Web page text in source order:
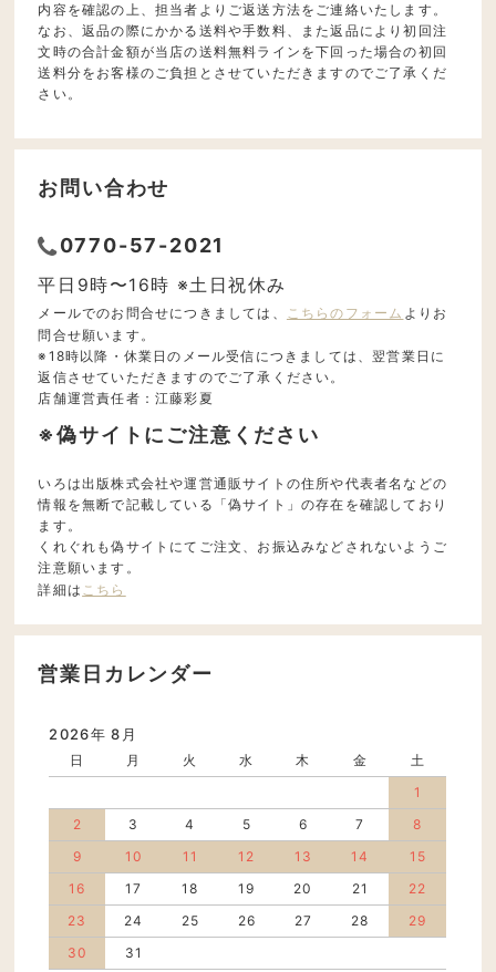
内容を確認の上、担当者よりご返送方法をご連絡いたします。
なお、返品の際にかかる送料や手数料、また返品により初回注
文時の合計金額が当店の送料無料ラインを下回った場合の初回
送料分をお客様のご負担とさせていただきますのでご了承くだ
さい。
お問い合わせ
0770-57-2021
平日9時〜16時 ※土日祝休み
メールでのお問合せにつきましては、 こちらのフォーム よりお
問合せ願います。
※18時以降・休業日のメール受信につきましては、翌営業日に
返信させていただきますのでご了承ください。
店舗運営責任者：江藤彩夏
※偽サイトにご注意ください
いろは出版株式会社や運営通販サイトの住所や代表者名などの
情報を無断で記載している「偽サイト」の存在を確認しており
ます。
くれぐれも偽サイトにてご注文、お振込みなどされないようご
注意願います。
詳細は こちら
営業日カレンダー
2026年 8月
日 月 火 水 木 金
土
1
2
3 4 5 6 7
8
9
10 11 12 13 14
15
16
17 18 19 20 21
22
23
24 25 26 27 28
29
30
31